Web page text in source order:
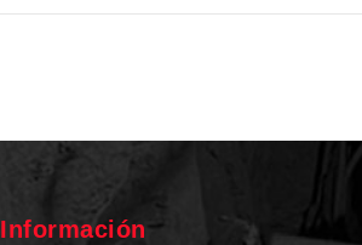
Información